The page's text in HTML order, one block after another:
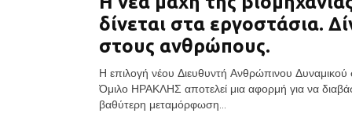
δίνεται στα εργοστάσια.
στους ανθρώπους.
Η επιλογή νέου Διευθυντή Ανθρώπινου Δυναμικού
Όμιλο ΗΡΑΚΛΗΣ αποτελεί μια αφορμή για να
βαθύτερη μεταμόρφωση...